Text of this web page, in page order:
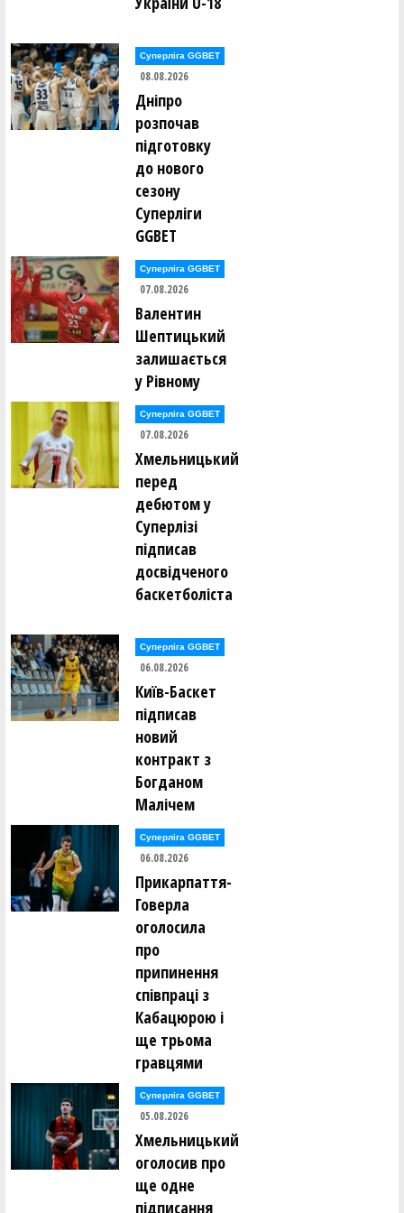
Владислав Делібалт ()
Єгор Дербенцев ()
Федір Добровольский ()
Сергій Долованюк ()
Олександр Доценко ()
Володимир Драбіковський ()
Анастасія Дубова ()
Володимир Євпак ()
Леонід Євстратьєв ()
Антоніна Єгорова ()
Сергій Єльшов ()
Олександр Єрьоменко ()
Олексій Жидков ()
Євген Заікін ()
Владислав Закіров ()
Олександр Закревський ()
Валерій Залевський ()
Нікіта Захарченко ()
Леонід Зелінський ()
Костянтин Іванов ()
Денис Івахнін ()
Ігор Іващенко ()
Антон Івченко ()
Владислав Ісаченко ()
Станіслав Каковкін ()
Богдан Капелян ()
Микита Каравашкін ()
Даніїл Карпов ()
Владислав Кікоть ()
Ігор Кісліцин ()
Антон Кітаєв ()
Марина Коваль ()
Вадим Ковальов ()
Максим Ковтун ()
Ярослав Кожушко ()
Олександр Коломієць ()
Андрій Кондратенко ()
Андрій Коростильов ()
Катерина Коротюк ()
Костянтин Котов ()
Максим Кравець ()
Олексій Кравченко ()
Микита Красюк ()
Юрій Кривун ()
Юрій Кривун ()
Олександр Кубашевський ()
Данило Кузьменко ()
Суперліга GGBET
08.08.2026
Дніпро
розпочав
підготовку
до нового
сезону
Суперліги
GGBET
Суперліга GGBET
07.08.2026
Валентин
Шептицький
залишається
у Рівному
Суперліга GGBET
07.08.2026
Хмельницький
перед
дебютом у
Суперлізі
підписав
досвідченого
баскетболіста
Суперліга GGBET
06.08.2026
Київ-Баскет
підписав
новий
контракт з
Богданом
Малічем
Суперліга GGBET
06.08.2026
Прикарпаття-
Говерла
оголосила
про
припинення
співпраці з
Кабацюрою і
ще трьома
гравцями
Суперліга GGBET
05.08.2026
Хмельницький
оголосив про
ще одне
підписання